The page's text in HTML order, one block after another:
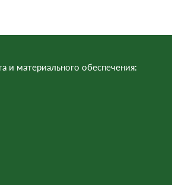
и материального обеспечения: